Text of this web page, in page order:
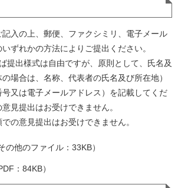
入の上、郵便、ファクシミリ、電子メール
ずれかの方法によりご提出ください。
提出様式は自由ですが、原則として、氏名及
場合は、名称、代表者の氏名及び所在地）
又は電子メールアドレス）を記載してくだ
見提出はお受けできません。
の意見提出はお受けできません。
の他のファイル：33KB）
：84KB）